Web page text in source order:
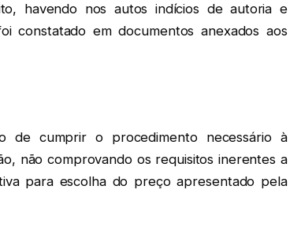
havendo nos autos indícios de autoria e
constatado em documentos anexados aos
de cumprir o procedimento necessário à
não comprovando os requisitos inerentes a
para escolha do preço apresentado pela